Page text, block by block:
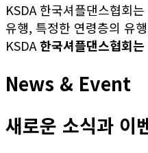
KSDA 한국셔플댄스협회
유행, 특정한 연령층의 유
KSDA한국셔플댄스협회
News & Event
새로운 소식과 이